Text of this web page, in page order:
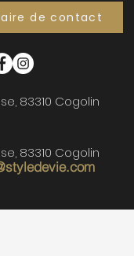
de contact
83310 Cogolin
83310 Cogolin